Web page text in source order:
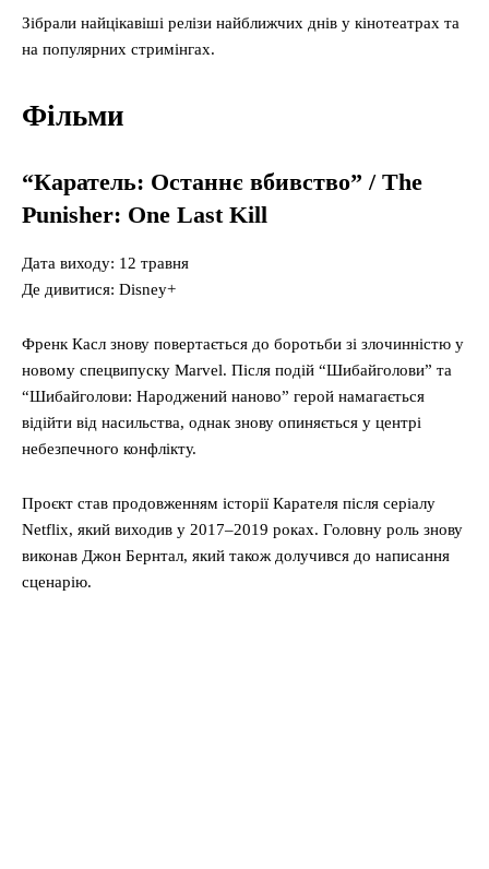
Зібрали найцікавіші релізи найближчих днів у кінотеатрах та
на популярних стримінгах.
Фільми
“Каратель: Останнє вбивство” / The
Punisher: One Last Kill
Дата виходу: 12 травня
Де дивитися: Disney+
Френк Касл знову повертається до боротьби зі злочинністю у
новому спецвипуску Marvel. Після подій “Шибайголови” та
“Шибайголови: Народжений наново” герой намагається
відійти від насильства, однак знову опиняється у центрі
небезпечного конфлікту.
Проєкт став продовженням історії Карателя після серіалу
Netflix, який виходив у 2017–2019 роках. Головну роль знову
виконав Джон Бернтал, який також долучився до написання
сценарію.